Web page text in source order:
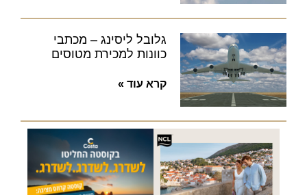
גלובל ליסינג – מכתבי
כוונות למכירת מטוסים
קרא עוד »